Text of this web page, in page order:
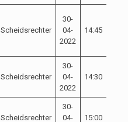
Scheidsrechter
30-
04-
2022
14:45
Scheidsrechter
30-
04-
2022
14:30
Scheidsrechter
30-
04-
15:00